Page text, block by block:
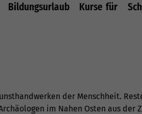
Bildungsurlaub Kurse für
der Menschheit.
im Nahen Osten aus der